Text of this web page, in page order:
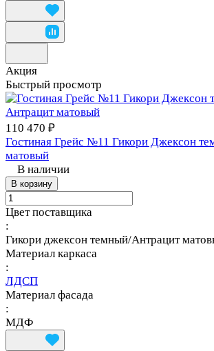
Акция
Быстрый просмотр
110 470 ₽
Гостиная Грейс №11 Гикори Джексон
матовый
В наличии
В корзину
Цвет поставщика
:
Гикори джексон темный/Антрацит
Материал каркаса
:
ЛДСП
Материал фасада
:
МДФ